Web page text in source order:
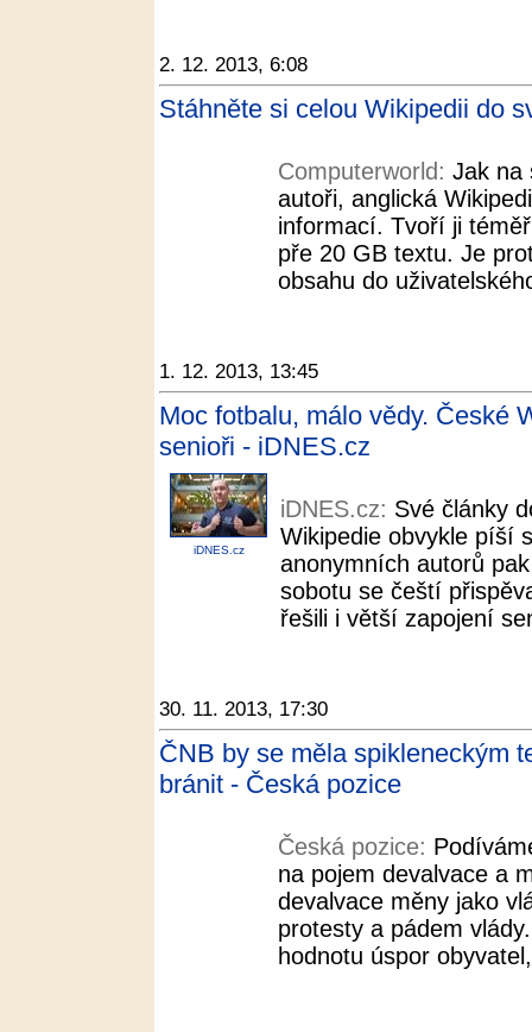
2. 12. 2013, 6:08
Stáhněte si celou Wikipedii do
Computerworld: Jak na
autoři, anglická
informací. Tvoří ji
pře 20 GB textu. Je
obsahu do
1. 12. 2013, 13:45
Moc fotbalu, málo vědy. České
senioři - iDNES.cz
iDNES.cz
iDNES.cz: Své články
Wikipedie obvykle píší
anonymních autorů
sobotu se čeští
řešili i větší zapojení
30. 11. 2013, 17:30
ČNB by se měla spikleneckým
bránit - Česká pozice
Česká pozice:
na pojem devalvace a
devalvace měny jako
protesty a pádem
hodnotu úspor